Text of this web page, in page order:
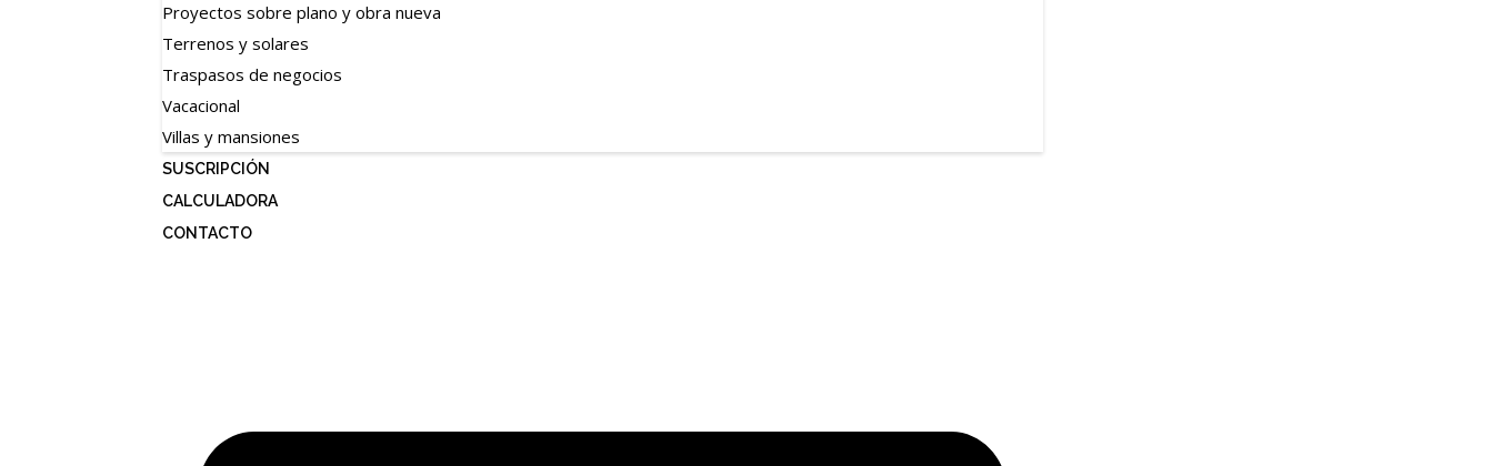
Proyectos sobre plano y obra nueva
Terrenos y solares
Traspasos de negocios
Vacacional
Villas y mansiones
SUSCRIPCIÓN
CALCULADORA
CONTACTO